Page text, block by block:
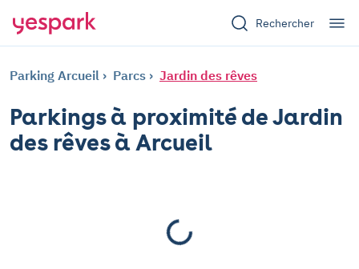
Rechercher
Parking Arcueil Parcs Jardin des rêves
Parkings à proximité de Jardin
des rêves à Arcueil